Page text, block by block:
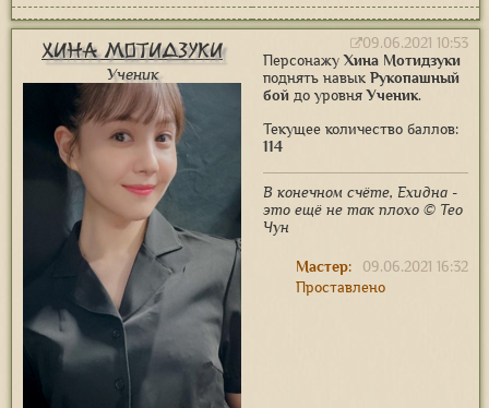
Хина Мотидзуки
Ученик
09.06.2021 10:53
ПерсонажуХина Мотидзуки
поднять навык Рукопашный
бой до уровняУченик.
Текущее количество баллов:
114
В конечном счёте, Ехидна -
это ещё не так плохо © Тео
Чун
09.06.2021 16:32
Мастер:
Проставлено